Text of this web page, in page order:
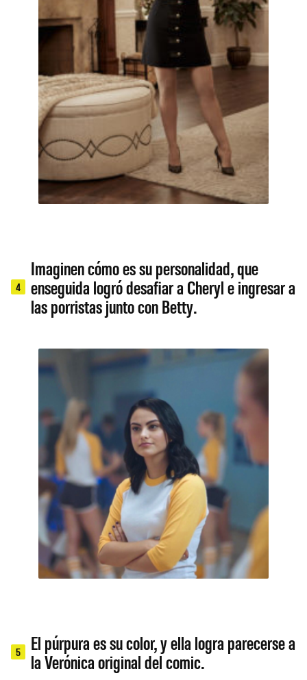
4
Imaginen cómo es su personalidad, que
enseguida logró desafiar a Cheryl e ingresar a
las porristas junto con Betty.
5
El púrpura es su color, y ella logra parecerse a
la Verónica original del comic.